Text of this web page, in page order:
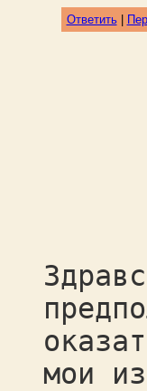
Ответить|
мои